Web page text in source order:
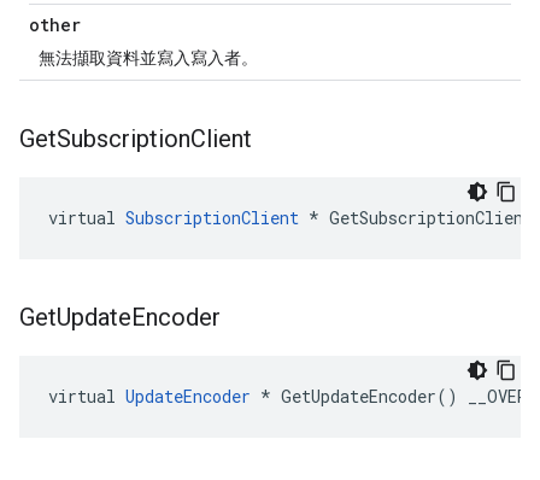
other
無法擷取資料並寫入寫入者。
GetSubscriptionClient
virtual SubscriptionClient * GetSubscriptionClient()
GetUpdateEncoder
virtual UpdateEncoder * GetUpdateEncoder()